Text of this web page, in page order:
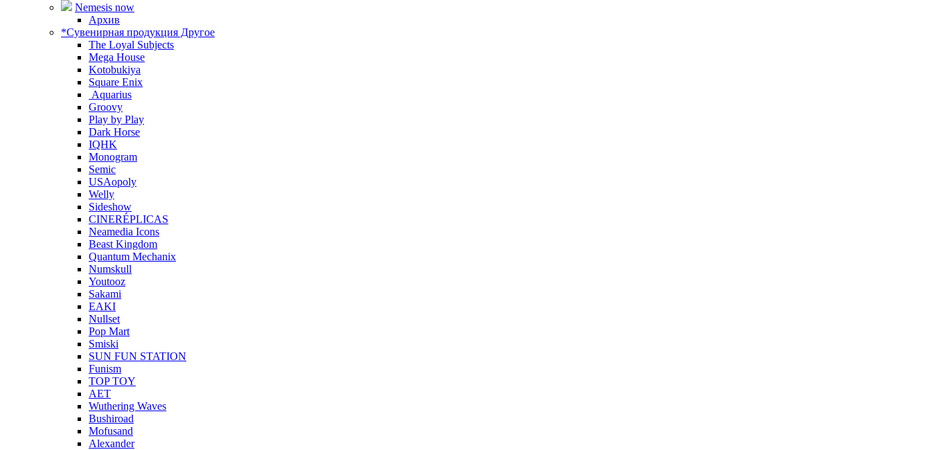
Nemesis now
Архив
*Сувенирная продукция Другое
The Loyal Subjects
Mega House
Kotobukiya
Square Enix
Aquarius
Groovy
Play by Play
Dark Horse
IQHK
Monogram
Semic
USAopoly
Welly
Sideshow
CINERÉPLICAS
Neamedia Icons
Beast Kingdom
Quantum Mechanix
Numskull
Youtooz
Sakami
EAKI
Nullset
Pop Mart
Smiski
SUN FUN STATION
Funism
TOP TOY
AET
Wuthering Waves
Bushiroad
Mofusand
Alexander